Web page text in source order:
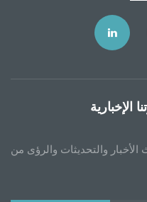
والتحديثات والرؤى من